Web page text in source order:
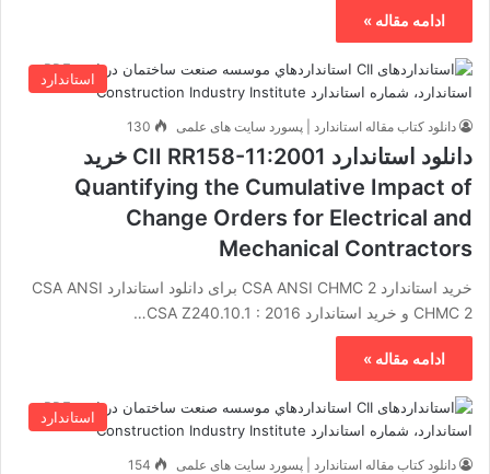
ادامه مقاله »
استاندارد
دانلود کتاب مقاله استاندارد | پسورد سایت های علمی 130
دانلود استاندارد CII RR158-11:2001 خرید
Quantifying the Cumulative Impact of
Change Orders for Electrical and
Mechanical Contractors
خرید استاندارد CSA ANSI CHMC 2 برای دانلود استاندارد CSA ANSI
CHMC 2 و خرید استاندارد CSA Z240.10.1 : 2016…
ادامه مقاله »
استاندارد
دانلود کتاب مقاله استاندارد | پسورد سایت های علمی 154